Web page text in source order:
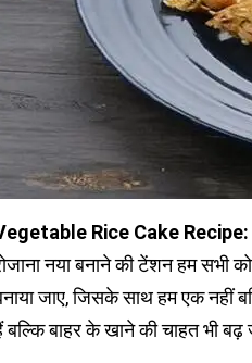
Rice Cake Recipe:
नया बनाने की टेंशन हम सभी
जाए, जिसके साथ हम एक नहीं
बल्कि बाहर के खाने की चाहत भी